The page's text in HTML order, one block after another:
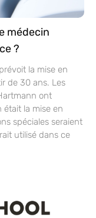
médecin
?
la mise en
de 30 ans. Les
ont
était la mise en
spéciales seraient
utilisé dans ce